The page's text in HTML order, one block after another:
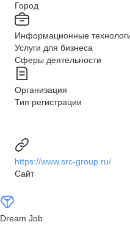
Город
Информационные
Услуги для бизнеса
Сферы деятельности
Организация
Тип регистрации
https://www.src-group.ru/
Сайт
Dream Job